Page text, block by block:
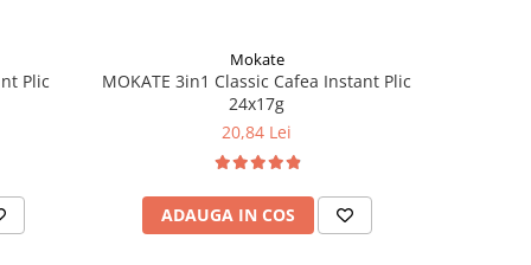
Plic
Mokate
MOKATE 3in1 Classic Cafea Instant Plic
24x17g
20,84 Lei
ADAUGA IN COS